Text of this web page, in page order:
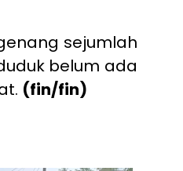
sejumlah
belum ada
(fin/fin)